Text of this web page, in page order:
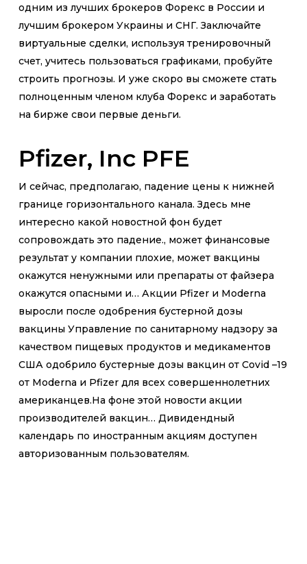
одним из лучших брокеров Форекс в России и
лучшим брокером Украины и СНГ. Заключайте
виртуальные сделки, используя тренировочный
счет, учитесь пользоваться графиками, пробуйте
строить прогнозы. И уже скоро вы сможете стать
полноценным членом клуба Форекс и заработать
на бирже свои первые деньги.
Pfizer, Inc PFE
И сейчас, предполагаю, падение цены к нижней
границе горизонтального канала. Здесь мне
интересно какой новостной фон будет
сопровождать это падение., может финансовые
результат у компании плохие, может вакцины
окажутся ненужными или препараты от файзера
окажутся опасными и… Акции Pfizer и Moderna
выросли после одобрения бустерной дозы
вакцины Управление по санитарному надзору за
качеством пищевых продуктов и медикаментов
США одобрило бустерные дозы вакцин от Covid –19
от Moderna и Pfizer для всех совершеннолетних
американцев.На фоне этой новости акции
производителей вакцин… Дивидендный
календарь по иностранным акциям доступен
авторизованным пользователям.